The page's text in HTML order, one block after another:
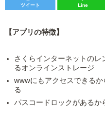
ツイート Line
【アプリの特徴】
さくらインターネットの
るオンラインストレージ
wwwにもアクセスできる
る
パスコードロックがあるか